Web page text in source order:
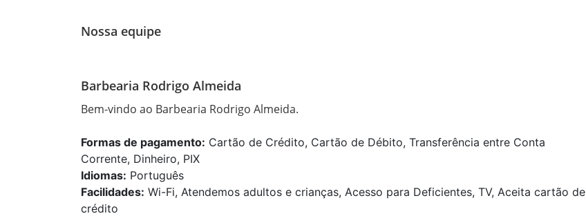
Nossa equipe
Barbearia Rodrigo Almeida
Bem-vindo ao Barbearia Rodrigo Almeida.
Formas de pagamento: Cartão de Crédito, Cartão de Débito, Transferência entre Conta
Corrente, Dinheiro, PIX
Idiomas: Português
Facilidades: Wi-Fi, Atendemos adultos e crianças, Acesso para Deficientes, TV, Aceita cartão de
crédito